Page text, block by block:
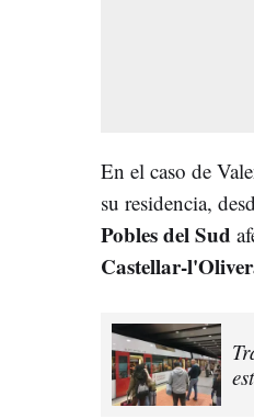
En el caso de
su residencia,
Pobles del Sud
Castellar-